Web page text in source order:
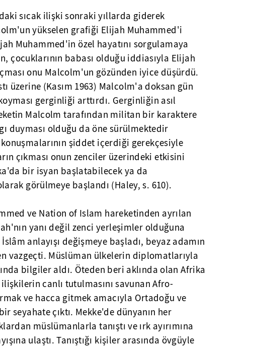
sıcak ilişki sonraki yıllarda giderek
yükselen grafiği Elijah Muhammed'i
Muhammed'in özel hayatını sorgulamaya
çocuklarının babası olduğu iddiasıyla Elijah
onu Malcolm'un gözünden iyice düşürdü.
üzerine (Kasım 1963) Malcolm'a doksan gün
gerginliği arttırdı. Gerginliğin asıl
Malcolm tarafından militan bir karaktere
duyması olduğu da öne sürülmektedir
şiddet içerdiği gerekçesiyle
çıkması onun zenciler üzerindeki etkisini
bir isyan başlatabilecek ya da
görülmeye başlandı (Haley, s. 610).
ve Nation of Islam hareketinden ayrılan
yanı değil zenci yerleşimler olduğuna
anlayışı değişmeye başladı, beyaz adamın
vazgeçti. Müslüman ülkelerin diplomatlarıyla
bilgiler aldı. Öteden beri aklında olan Afrika
canlı tutulmasını savunan Afro-
ve hacca gitmek amacıyla Ortadoğu ve
seyahate çıktı. Mekke'de dünyanın her
müslümanlarla tanıştı ve ırk ayırımına
ulaştı. Tanıştığı kişiler arasında övgüyle